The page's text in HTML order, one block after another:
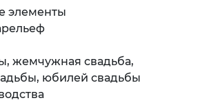
элементы
жемчужная свадьба,
юбилей свадьбы